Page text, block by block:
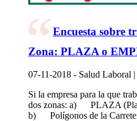
Encuesta sobre
Zona: PLAZA o
07-11-2018 - Salud Laboral
Si la empresa para la que
dos zonas: a) PLAZA
b) Polígonos de la